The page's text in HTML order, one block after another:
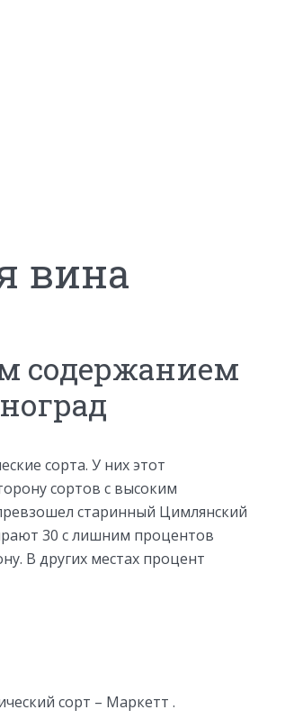
вина
содержанием
сорта. У них этот
сортов с высоким
старинный Цимлянский
30 с лишним процентов
В других местах процент
сорт – Маркетт .